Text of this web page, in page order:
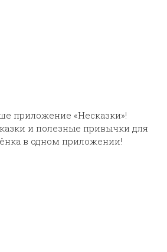
Сладкая каша
приложение «Несказки»!
и полезные привычки для
в одном приложении!